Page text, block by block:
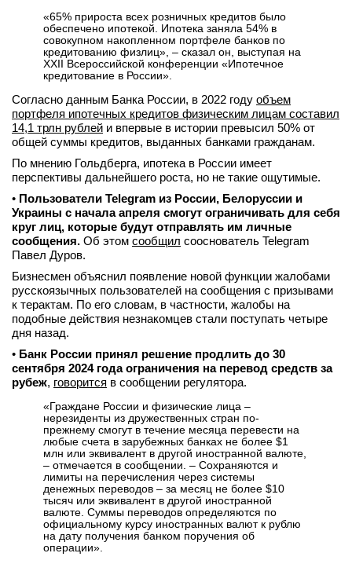
Интервью
вконтакте
Стать автором
Вход
«65% прироста всех розничных кредитов было
обеспечено ипотекой. Ипотека заняла 54% в
совокупном накопленном портфеле банков по
кредитованию физлиц», – сказал он, выступая на
XXII Всероссийской конференции «Ипотечное
кредитование в России».
Согласно данным Банка России, в 2022 году объем
портфеля ипотечных кредитов физическим лицам составил
14,1 трлн рублей и впервые в истории превысил 50% от
общей суммы кредитов, выданных банками гражданам.
По мнению Гольдберга, ипотека в России имеет
перспективы дальнейшего роста, но не такие ощутимые.
• Пользователи Telegram из России, Белоруссии и
Украины с начала апреля смогут ограничивать для себя
круг лиц, которые будут отправлять им личные
сообщения. Об этом сообщил сооснователь Telegram
Павел Дуров.
Бизнесмен объяснил появление новой функции жалобами
русскоязычных пользователей на сообщения с призывами
к терактам. По его словам, в частности, жалобы на
подобные действия незнакомцев стали поступать четыре
дня назад.
• Банк России принял решение продлить до 30
сентября 2024 года ограничения на перевод средств за
рубеж, говорится в сообщении регулятора.
«Граждане России и физические лица –
нерезиденты из дружественных стран по-
прежнему смогут в течение месяца перевести на
любые счета в зарубежных банках не более $1
млн или эквивалент в другой иностранной валюте,
– отмечается в сообщении. – Сохраняются и
лимиты на перечисления через системы
денежных переводов – за месяц не более $10
тысяч или эквивалент в другой иностранной
валюте. Суммы переводов определяются по
официальному курсу иностранных валют к рублю
на дату получения банком поручения об
операции».